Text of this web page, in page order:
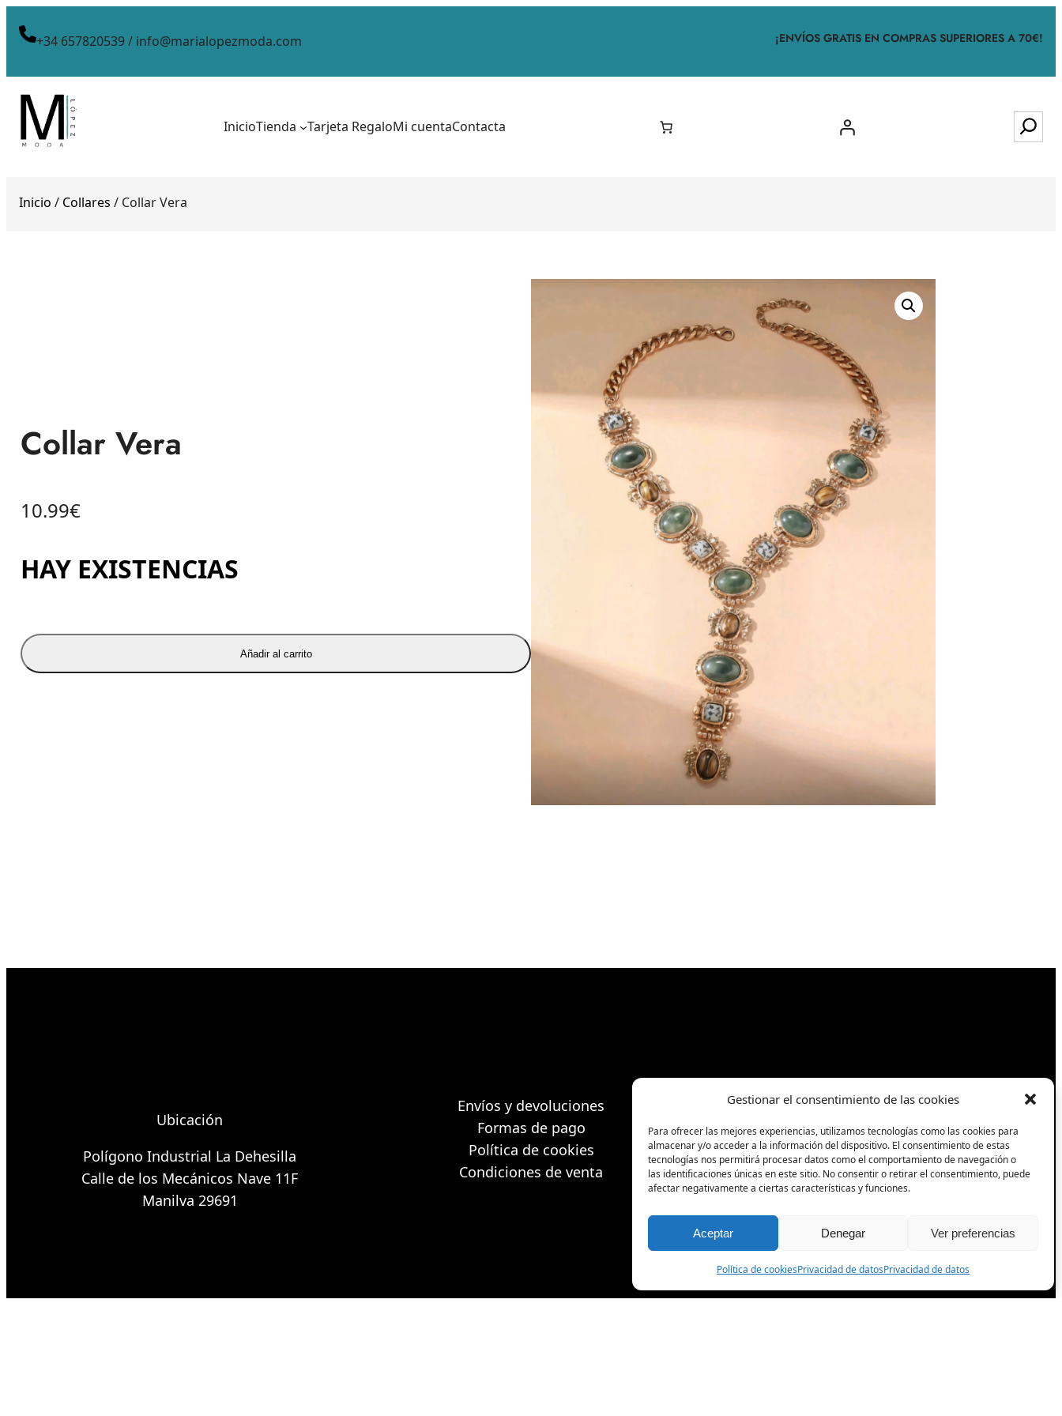
Gestionar el consentimiento de las cookies
Para ofrecer las mejores experiencias, utilizamos tecnologías como las cookies para
almacenar y/o acceder a la información del dispositivo. El consentimiento de estas
tecnologías nos permitirá procesar datos como el comportamiento de navegación o
las identificaciones únicas en este sitio. No consentir o retirar el consentimiento, puede
afectar negativamente a ciertas características y funciones.
Aceptar Denegar Ver preferencias
Política de cookiesPrivacidad de datosPrivacidad de datos
+34 657820539 / info@marialopezmoda.com ¡ENVÍOS GRATIS EN COMPRAS SUPERIORES A 70€!
InicioTienda Tarjeta RegaloMi cuentaContacta
Inicio / Collares / Collar Vera
Collar Vera
10.99€
HAY EXISTENCIAS
Añadir al carrito
Ubicación
Polígono Industrial La Dehesilla
Calle de los Mecánicos Nave 11F
Manilva 29691
Envíos y devoluciones
Formas de pago
Política de cookies
Condiciones de venta
Facebook
TikTok